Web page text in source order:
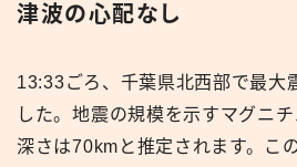
新着
namiten.jp
津波の心配なし
13:33ごろ、千葉県北西部で最大
した。地震の規模を示すマグニ
深さは70kmと推定されます。こ